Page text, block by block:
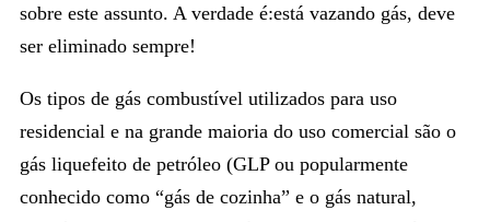
sobre este assunto. A verdade é:está vazando gás, deve
ser eliminado sempre!
Os tipos de gás combustível utilizados para uso
residencial e na grande maioria do uso comercial são o
gás liquefeito de petróleo (GLP ou popularmente
conhecido como “gás de cozinha” e o gás natural,